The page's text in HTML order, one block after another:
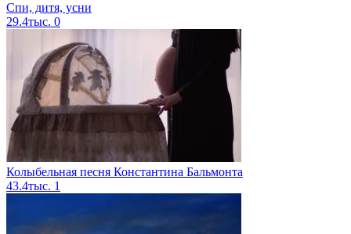
Спи, дитя, усни
29.4тыс. 0
Колыбельная песня Константина Бальмонта
43.4тыс. 1